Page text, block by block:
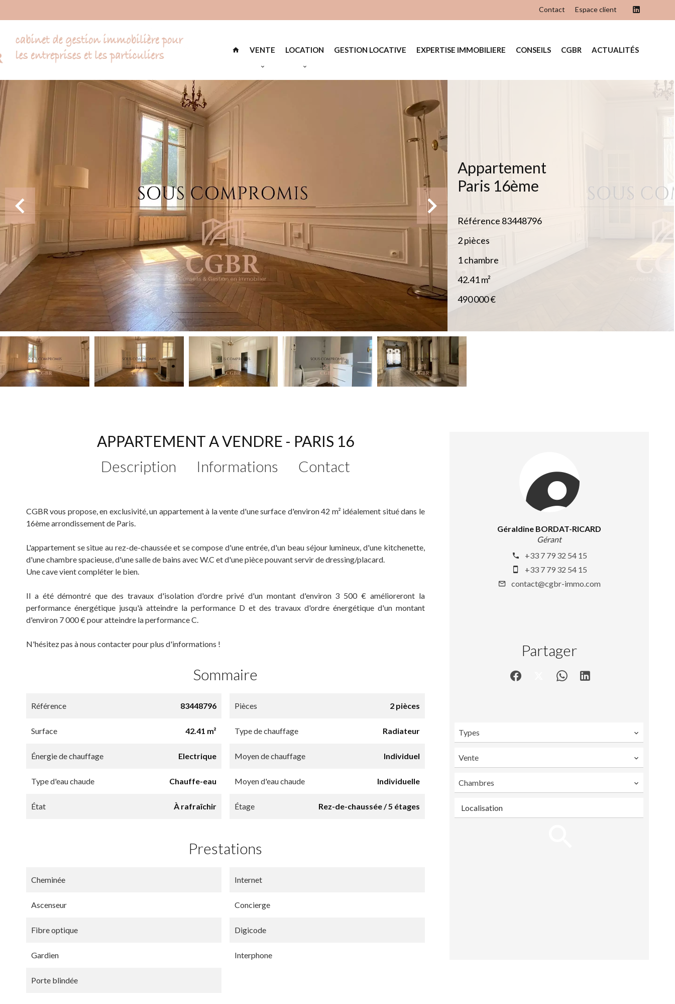
Contact Espace client
VENTE LOCATION GESTION LOCATIVE EXPERTISE IMMOBILIERE CONSEILS CGBR ACTUALITÉS
Appartement
Paris 16ème
Référence 83448796
2 pièces
1 chambre
42.41m²
490 000 €
APPARTEMENT A VENDRE - PARIS 16
Description
Informations Contact
CGBR vous propose, en exclusivité, un appartement à la vente d'une surface d'environ 42 m² idéalement situé dans le
16ème arrondissement de Paris.
L'appartement se situe au rez-de-chaussée et se compose d'une entrée, d'un beau séjour lumineux, d'une kitchenette,
d'une chambre spacieuse, d'une salle de bains avec W.C et d'une pièce pouvant servir de dressing/placard.
Une cave vient compléter le bien.
Il a été démontré que des travaux d'isolation d'ordre privé d'un montant d'environ 3 500 € amélioreront la
performance énergétique jusqu'à atteindre la performance D et des travaux d'ordre énergétique d'un montant
d'environ 7 000 € pour atteindre la performance C.
N'hésitez pas à nous contacter pour plus d'informations !
Sommaire
Référence 83448796 Pièces 2 pièces
Surface 42.41 m² Type de chauffage Radiateur
Énergie de chauffage Electrique Moyen de chauffage Individuel
Type d'eau chaude Chauffe-eau Moyen d'eau chaude Individuelle
État À rafraîchir Étage Rez-de-chaussée / 5 étages
Prestations
Cheminée Internet
Ascenseur Concierge
Fibre optique Digicode
Gardien Interphone
Porte blindée
Géraldine BORDAT-RICARD
Gérant
+33 7 79 32 54 15
+33 7 79 32 54 15
contact@cgbr-immo.com
Partager
Types
Vente
Chambres
Localisation